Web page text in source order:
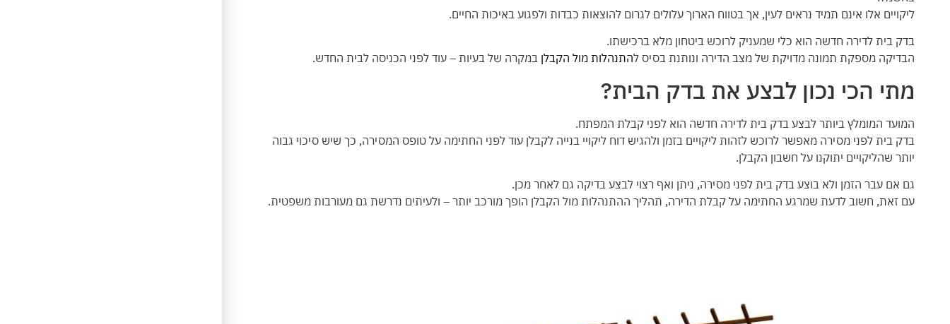
ליקויים אלו אינם תמיד נראים לעין, אך בטווח הארוך עלולים לגרום להוצאות כבדות ולפגוע באיכות החיים.
בדק בית לדירה חדשה הוא כלי שמעניק לרוכש ביטחון מלא ברכישתו.
הבדיקה מספקת תמונה מדויקת של מצב הדירה ונותנת בסיס להתנהלות מול הקבלן במקרה של בעיות – עוד לפני הכניסה לבית החדש.
מתי הכי נכון לבצע את בדק הבית?
המועד המומלץ ביותר לבצע בדק בית לדירה חדשה הוא לפני קבלת המפתח.
בדק בית לפני מסירה מאפשר לרוכש לזהות ליקויים בזמן ולהגיש דוח ליקויי בנייה לקבלן עוד לפני החתימה על טופס המסירה, כך שיש סיכוי גבוה
יותר שהליקויים יתוקנו על חשבון הקבלן.
גם אם עבר הזמן ולא בוצע בדק בית לפני מסירה, ניתן ואף רצוי לבצע בדיקה גם לאחר מכן.
עם זאת, חשוב לדעת שמרגע החתימה על קבלת הדירה, תהליך ההתנהלות מול הקבלן הופך מורכב יותר – ולעיתים נדרשת גם מעורבות משפטית.